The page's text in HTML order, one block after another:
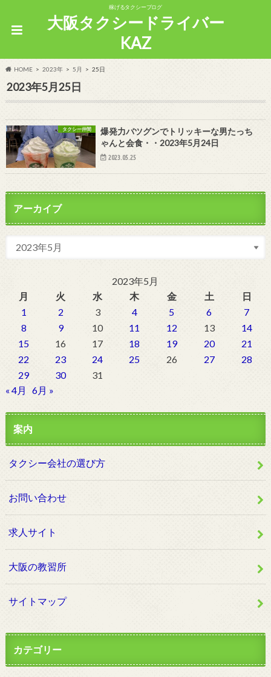
稼げるタクシーブログ
大阪タクシードライバー
KAZ
HOME 2023年 5月 25日
2023年5月25日
タクシー仲間
爆発力バツグンでトリッキーな男たっち
ゃんと会食・・2023年5月24日
2023.05.25
アーカイブ
2023年5月
月
火 水 木 金 土
日
1
2 3 4 5 6
7
8
9 10 11 12 13
14
15
16 17 18 19 20
21
22
23 24 25 26 27
28
29
30
31
« 4月
6月 »
案内
タクシー会社の選び方
お問い合わせ
求人サイト
大阪の教習所
サイトマップ
カテゴリー